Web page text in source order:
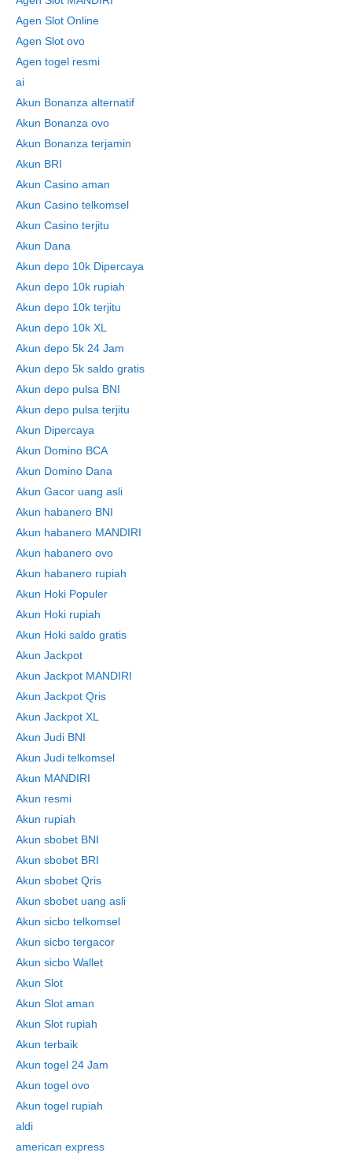
Agen Slot Online
Agen Slot ovo
Agen togel resmi
ai
Akun Bonanza alternatif
Akun Bonanza ovo
Akun Bonanza terjamin
Akun BRI
Akun Casino aman
Akun Casino telkomsel
Akun Casino terjitu
Akun Dana
Akun depo 10k Dipercaya
Akun depo 10k rupiah
Akun depo 10k terjitu
Akun depo 10k XL
Akun depo 5k 24 Jam
Akun depo 5k saldo gratis
Akun depo pulsa BNI
Akun depo pulsa terjitu
Akun Dipercaya
Akun Domino BCA
Akun Domino Dana
Akun Gacor uang asli
Akun habanero BNI
Akun habanero MANDIRI
Akun habanero ovo
Akun habanero rupiah
Akun Hoki Populer
Akun Hoki rupiah
Akun Hoki saldo gratis
Akun Jackpot
Akun Jackpot MANDIRI
Akun Jackpot Qris
Akun Jackpot XL
Akun Judi BNI
Akun Judi telkomsel
Akun MANDIRI
Akun resmi
Akun rupiah
Akun sbobet BNI
Akun sbobet BRI
Akun sbobet Qris
Akun sbobet uang asli
Akun sicbo telkomsel
Akun sicbo tergacor
Akun sicbo Wallet
Akun Slot
Akun Slot aman
Akun Slot rupiah
Akun terbaik
Akun togel 24 Jam
Akun togel ovo
Akun togel rupiah
aldi
american express